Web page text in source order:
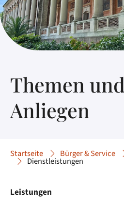
Themen und
Anliegen
Startseite Bürger & Service
Dienstleistungen
Leistungen